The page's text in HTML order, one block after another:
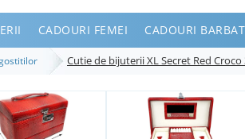
CADOURI FEMEI CADOURI
Cutie de bijuterii XL Secret Red Croco